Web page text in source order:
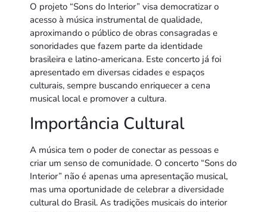
O projeto “Sons do Interior” visa democratizar o
acesso à música instrumental de qualidade,
aproximando o público de obras consagradas e
sonoridades que fazem parte da identidade
brasileira e latino-americana. Este concerto já foi
apresentado em diversas cidades e espaços
culturais, sempre buscando enriquecer a cena
musical local e promover a cultura.
Importância Cultural
A música tem o poder de conectar as pessoas e
criar um senso de comunidade. O concerto “Sons do
Interior” não é apenas uma apresentação musical,
mas uma oportunidade de celebrar a diversidade
cultural do Brasil. As tradições musicais do interior